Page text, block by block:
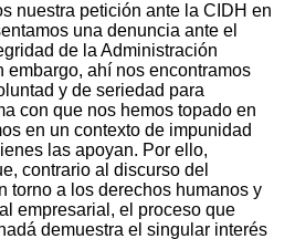
nuestra petición ante la CIDH en
una denuncia ante el
de la Administración
embargo, ahí nos encontramos
y de seriedad para
con que nos hemos topado en
en un contexto de impunidad
las apoyan. Por ello,
contrario al discurso del
torno a los derechos humanos y
empresarial, el proceso que
demuestra el singular interés